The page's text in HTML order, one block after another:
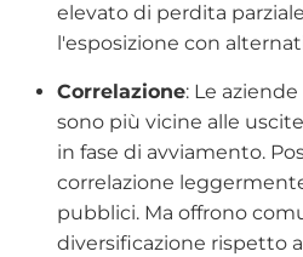
elevato di perdita
l'esposizione con
Correlazione: Le
sono più vicine alle
in fase di avviamento.
correlazione
pubblici. Ma offrono
diversificazione rispetto